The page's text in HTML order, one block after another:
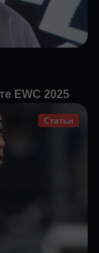
EWC 2025
Статьи